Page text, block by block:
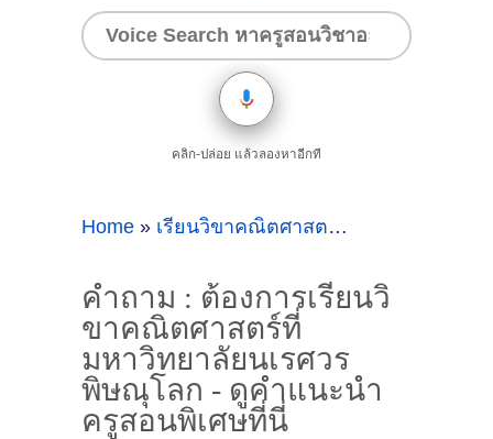
คลิก-ปล่อย แล้วลองหาอีกที
Home » เรียนวิขาคณิตศาสตร์ »
คำถาม : ต้องการเรียนวิ
ขาคณิตศาสตร์ที่
มหาวิทยาลัยนเรศวร
พิษณุโลก - ดูคำแนะนำ
ครูสอนพิเศษที่นี่